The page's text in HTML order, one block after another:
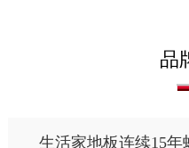
品
生活家地板连续15